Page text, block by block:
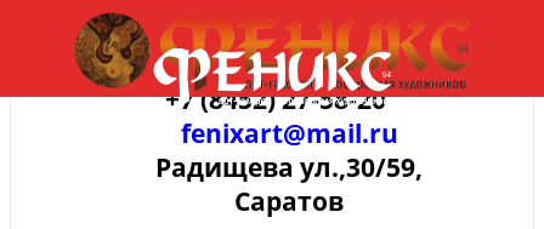
+7 (8452) 27-58-20
fenixart@mail.ru
Радищева ул.,30/59,
Саратов